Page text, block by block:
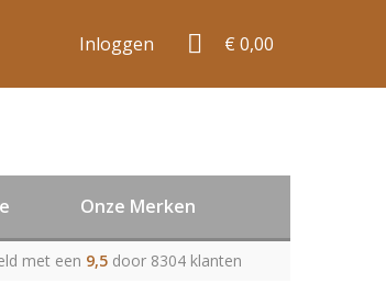
Inloggen € 0,00
Onze Merken
met een 9,5 door 8304 klanten